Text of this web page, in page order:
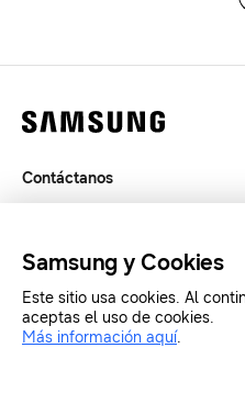
Contáctanos
SAMSUNG.COM
Copyright© SAMSUNG All
Samsung y Cookies
Este sitio usa cookies. Al
aceptas el uso de cookies.
Más información aquí.